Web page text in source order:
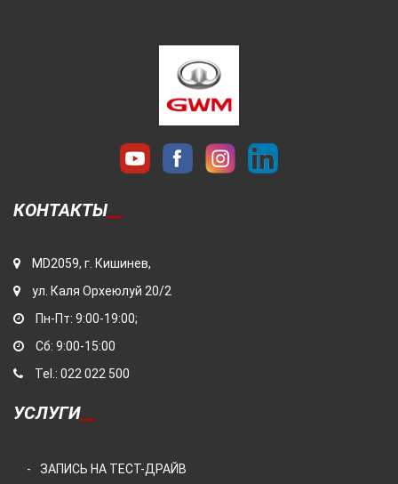
КОНТАКТЫ
MD2059, г. Кишинев,
ул. Каля Орхеюлуй 20/2
Пн-Пт: 9:00-19:00;
Сб: 9:00-15:00
Tel.: 022 022 500
УСЛУГИ
ЗАПИСЬ НА ТЕСТ-ДРАЙВ